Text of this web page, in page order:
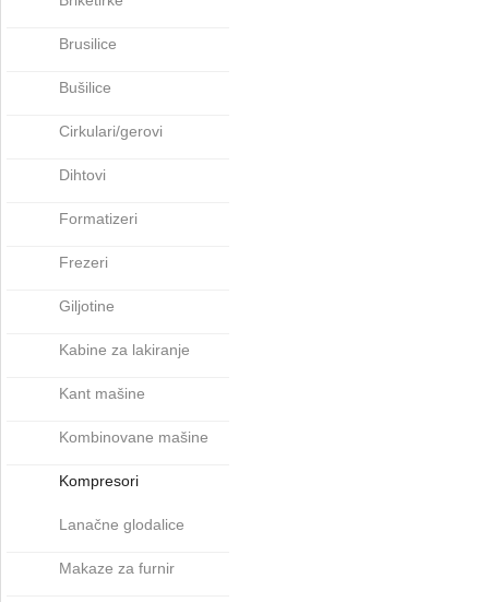
Brusilice
Bušilice
Cirkulari/gerovi
Dihtovi
Formatizeri
Frezeri
Giljotine
Kabine za lakiranje
Kant mašine
Kombinovane mašine
Kompresori
Lanačne glodalice
Makaze za furnir